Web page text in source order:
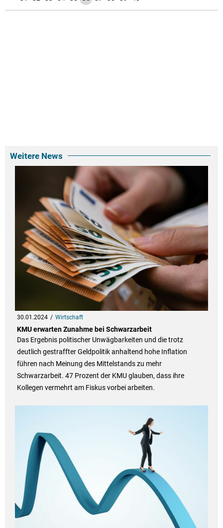
Weitere News
30.01.2024 Wirtschaft
KMU erwarten Zunahme bei Schwarzarbeit
Das Ergebnis politischer Unwägbarkeiten und die trotz
deutlich gestraffter Geldpolitik anhaltend hohe Inflation
führen nach Meinung des Mittelstands zu mehr
Schwarzarbeit. 47 Prozent der KMU glauben, dass ihre
Kollegen vermehrt am Fiskus vorbei arbeiten.